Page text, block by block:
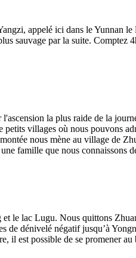
appelé ici dans le Yunnan
sauvage par la suite.
la plus raide de la
petits villages où nous pouvons
nous mène au village de
famille que nous connaissons
le lac Lugu. Nous quittons
de dénivelé négatif jusqu’à
il est possible de se promener